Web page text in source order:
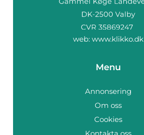
web: www.klikko.dk
Menu
Annonsering
Om oss
Cookies